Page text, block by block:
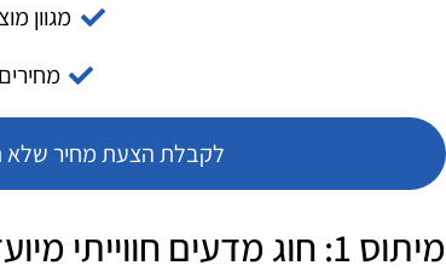
מגוון
לקבלת הצעת מחיר שלא
מיתוס 1: חוג מדעים חווייתי מיועד רק לילדים מצטיינים